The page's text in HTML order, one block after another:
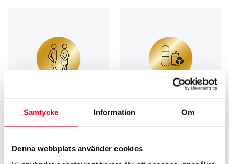
Samtycke Information Om
Denna webbplats använder cookies
mm
Källsortering Pant – 60 mm